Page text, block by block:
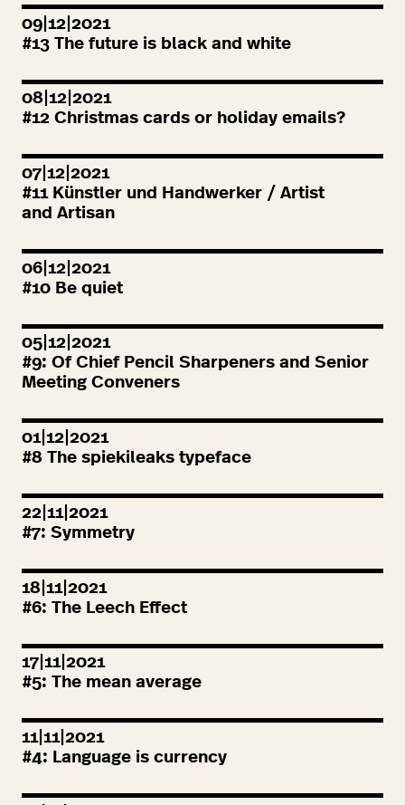
09|12|2021
#13 The future is black and white
08|12|2021
#12 Christmas cards or holiday emails?
07|12|2021
#11Künstler und Handwerker / Artist
and Artisan
06|12|2021
#10 Be quiet
05|12|2021
#9: Of Chief Pencil Sharpeners and Senior
Meeting Conveners
01|12|2021
#8 The spiekileaks typeface
22|11|2021
#7: Symmetry
18|11|2021
#6: The Leech Effect
17|11|2021
#5: The mean average
11|11|2021
#4: Language is currency